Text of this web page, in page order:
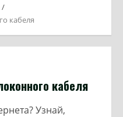
кабеля
кабеля
Узнай,